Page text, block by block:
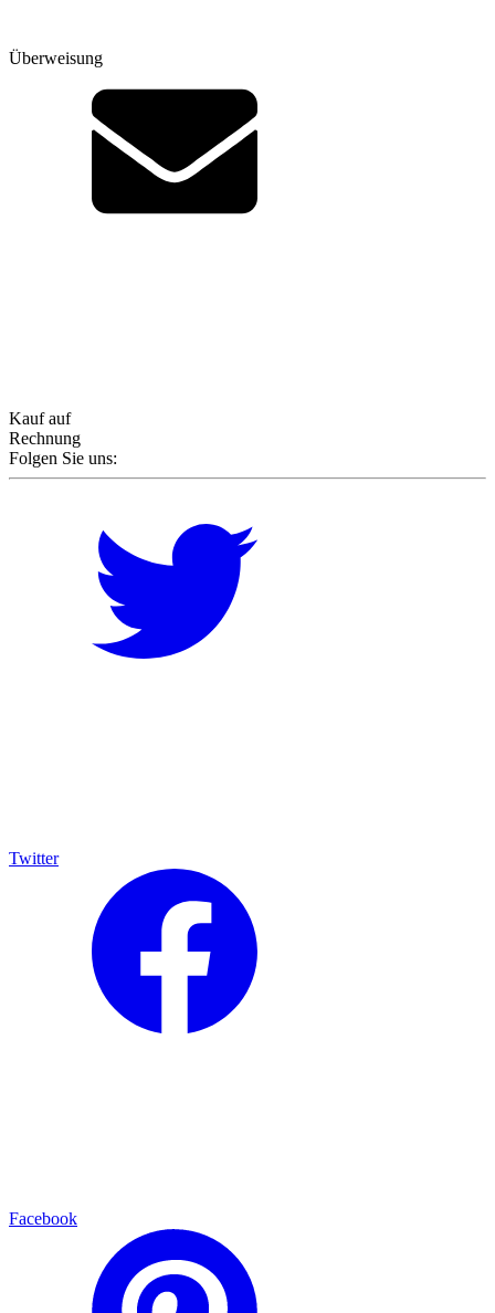
Überweisung
Kauf auf
Rechnung
Folgen Sie uns:
Twitter
Facebook